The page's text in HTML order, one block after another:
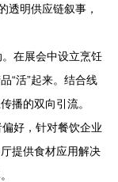
透明供应链叙事，
在展会中设立烹饪
“活”起来。结合线
播的双向引流。
好，针对餐饮企业
提供食材应用解决